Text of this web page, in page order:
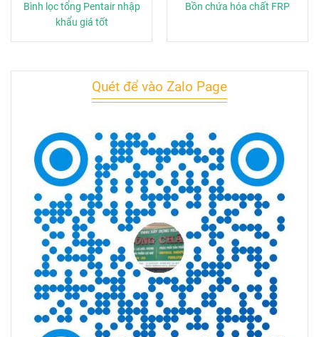
Bình lọc tổng Pentair nhập
khẩu giá tốt
Bồn chứa hóa chất FRP
Quét để vào Zalo Page